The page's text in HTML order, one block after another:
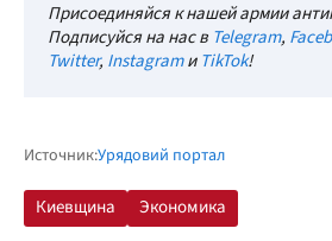
Присоединяйся к нашей армии
Подписуйся на нас в Telegram,
Twitter, InstagramиTikTok!
Источник:Урядовий портал
Киевщина Экономика